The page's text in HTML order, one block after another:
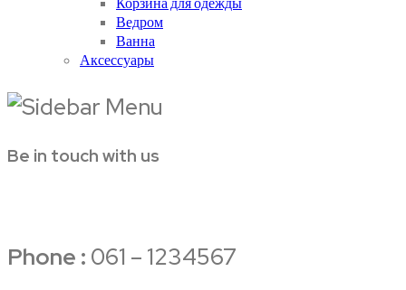
Ведром
Ванна
Аксессуары
Be in touch with us
Phone : 061 – 1234567